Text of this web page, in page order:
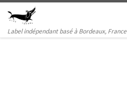
Passer au contenu
Label indépendant basé à Bordeaux, France